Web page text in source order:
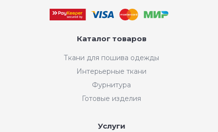
Каталог товаров
Ткани для пошива одежды
Интерьерные ткани
Фурнитура
Готовые изделия
Услуги